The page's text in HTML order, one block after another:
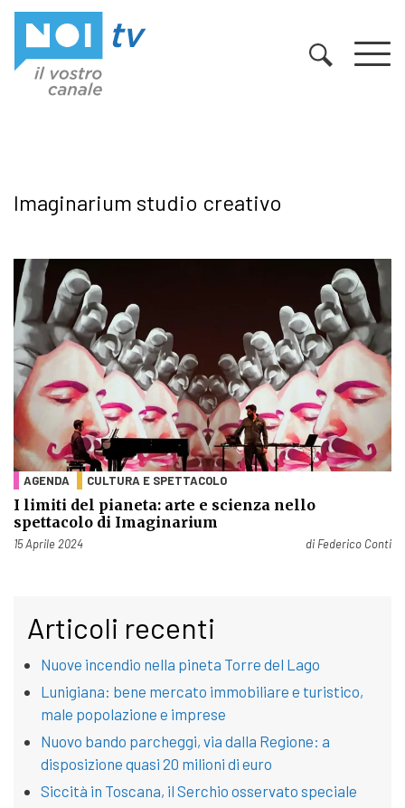
Imaginarium studio creativo
AGENDA CULTURA E SPETTACOLO
I limiti del pianeta: arte e scienza nello
spettacolo di Imaginarium
Pubblicato il
15 Aprile 2024 di Federico Conti
Articoli recenti
Nuove incendio nella pineta Torre del Lago
Lunigiana: bene mercato immobiliare e turistico,
male popolazione e imprese
Nuovo bando parcheggi, via dalla Regione: a
disposizione quasi 20 milioni di euro
Siccità in Toscana, il Serchio osservato speciale